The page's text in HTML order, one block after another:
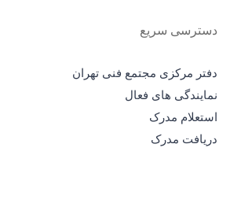
دسترسی سریع
دفتر مرکزی مجتمع فنی تهران
نمایندگی های فعال
استعلام مدرک
دریافت مدرک